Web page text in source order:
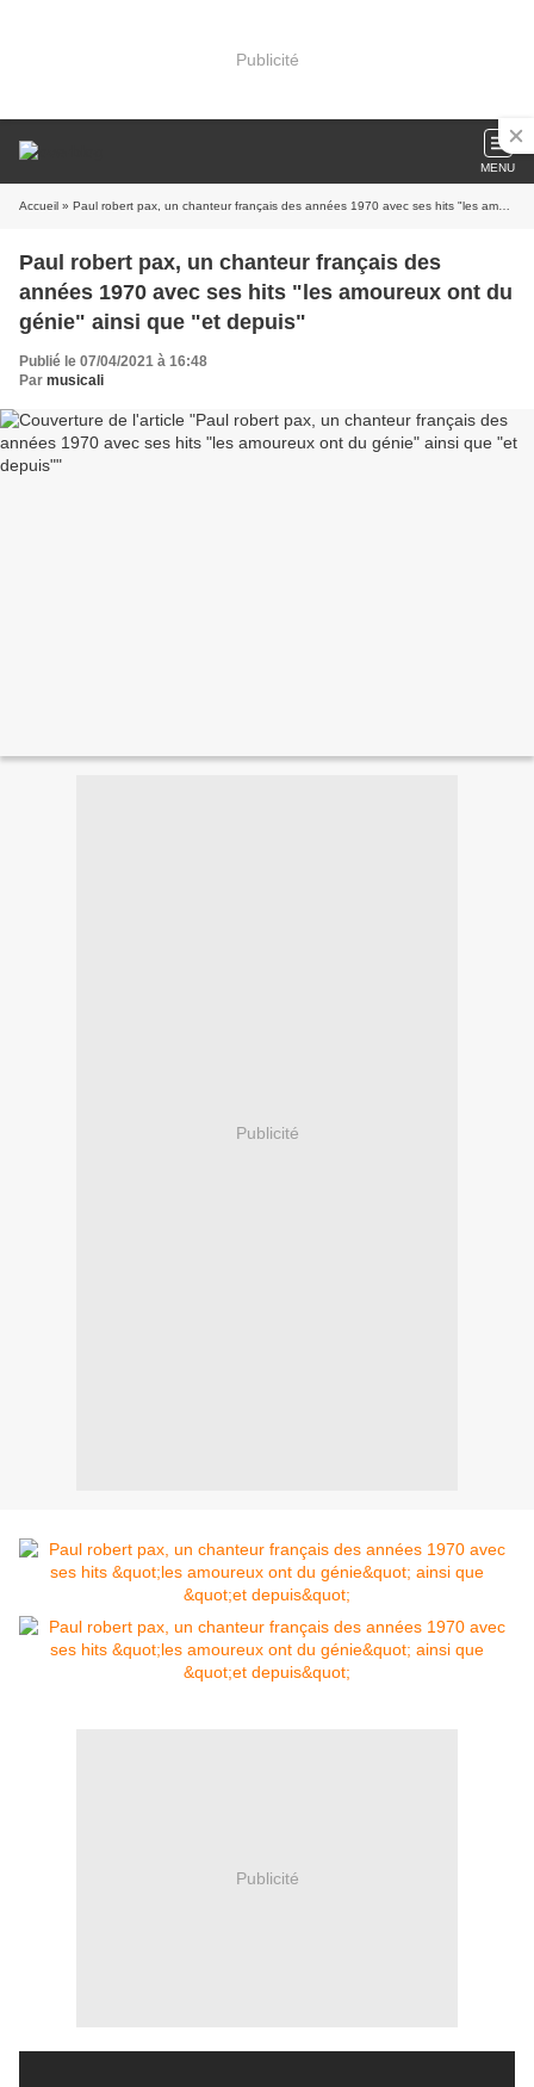
Publicité
MENU
Accueil » Paul robert pax, un chanteur français des années 1970 avec ses hits "les amoureux ont du génie" ainsi que "et depuis"
Paul robert pax, un chanteur français des
années 1970 avec ses hits "les amoureux ont du
génie" ainsi que "et depuis"
Publié le 07/04/2021 à 16:48
Par musicali
Publicité
Publicité